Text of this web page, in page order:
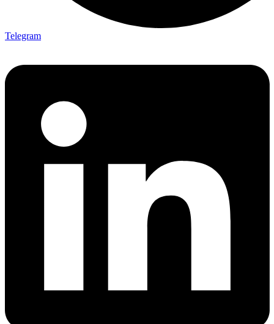
Telegram